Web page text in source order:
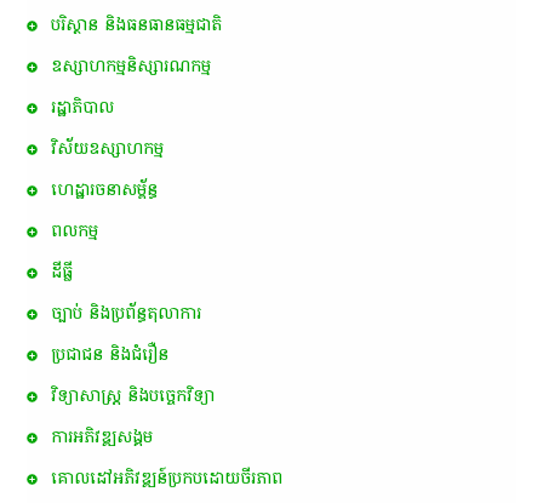
បរិស្ថាន និងធនធានធម្មជាតិ
ឧស្សាហកម្មនិស្សារណកម្ម
រដ្ឋាភិបាល
វិស័យឧស្សាហកម្ម
ហេដ្ឋារចនាសម្ព័ន្ធ
ពល​កម្ម
ដីធ្លី
ច្បាប់ និងប្រព័ន្ធតុលាការ
ប្រជាជន និងជំរឿន
វិទ្យាសាស្ត្រ និងបច្ចេកវិទ្យា
ការ​អភិវឌ្ឍ​សង្គម
គោលដៅ​អភិវឌ្ឍន៍​ប្រកបដោយ​ចីរភាព